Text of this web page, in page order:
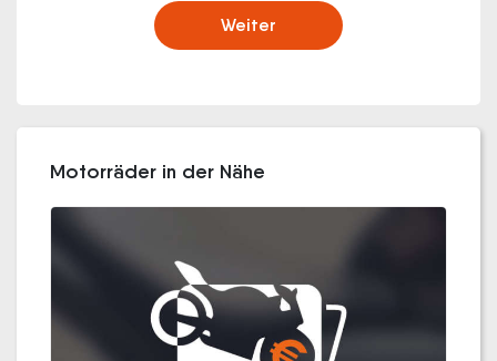
Weiter
Motorräder in der Nähe